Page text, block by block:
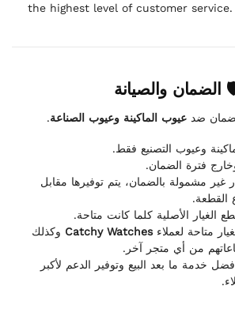
the highest level of customer service.
الضمان والصيانة
ضد عيوب الماكينة وعيوب الصناعة.
وعيوب التصنيع فقط.
فترة الضمان.
غير مشمولة بالضمان، يتم توفيرها مقابل
القطعة.
الغيار الأصلية كلما كانت متاحة.
متاحة لعملاءCatchy Watches وكذلك
من أي متجر آخر.
خدمة ما بعد البيع وتوفير الدعم لأكبر